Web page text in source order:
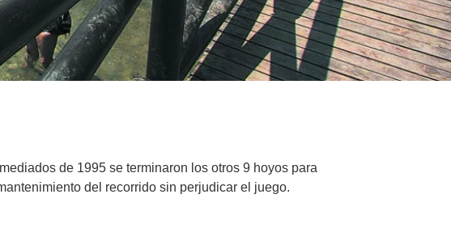
de 1995 se terminaron los otros 9 hoyos para
del recorrido sin perjudicar el juego.